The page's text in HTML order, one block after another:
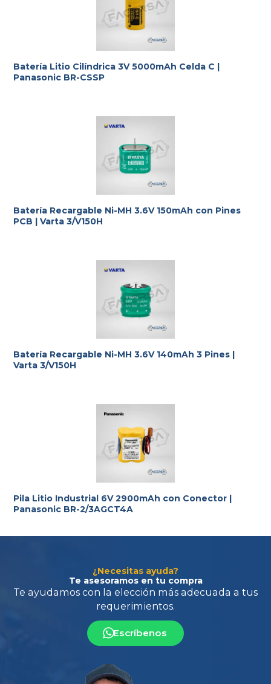
Batería Litio Cilíndrica 3V 5000mAh Celda C |
Panasonic BR-CSSP
Batería Recargable Ni-MH 3.6V 150mAh con Pines
PCB | Varta 3/V150H
Batería Recargable Ni-MH 3.6V 140mAh 3 Pines |
Varta 3/V150H
Pila Litio Industrial 6V 2900mAh con Conector |
Panasonic BR-2/3AGCT4A
¿Necesitas ayuda?
Te asesoramos en tu compra
Te ayudamos con la elección más adecuada
requerimientos.
Escríbenos